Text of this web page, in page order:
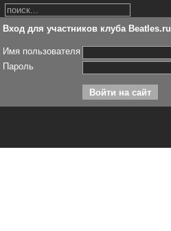
Вход для участников клуба Beatles.ru
Имя пользователя
Пароль